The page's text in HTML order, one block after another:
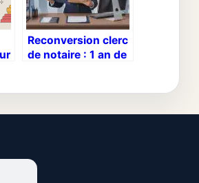
Reconversion clerc
de notaire : 1 an de
droit